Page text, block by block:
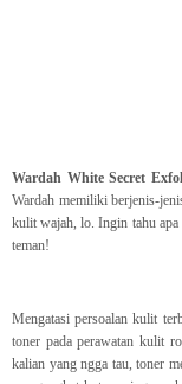
Wardah White Secret
Wardah memiliki berjenis-
kulit wajah, lo. Ingin tahu apa
teman!
Mengatasi persoalan kulit
toner pada perawatan kulit
kalian yang ngga tau, toner